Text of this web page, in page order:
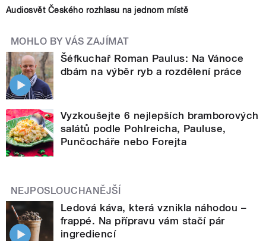
Audiosvět Českého rozhlasu na jednom místě
MOHLO BY VÁS ZAJÍMAT
Šéfkuchař Roman Paulus: Na Vánoce
dbám na výběr ryb a rozdělení práce
Vyzkoušejte 6 nejlepších bramborových
salátů podle Pohlreicha, Pauluse,
Punčocháře nebo Forejta
NEJPOSLOUCHANĚJŠÍ
Ledová káva, která vznikla náhodou –
frappé. Na přípravu vám stačí pár
ingrediencí